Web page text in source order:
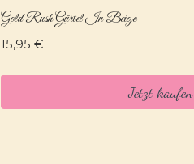
Gold Rush Gürtel In Beige
15,95€
Jetzt kaufen